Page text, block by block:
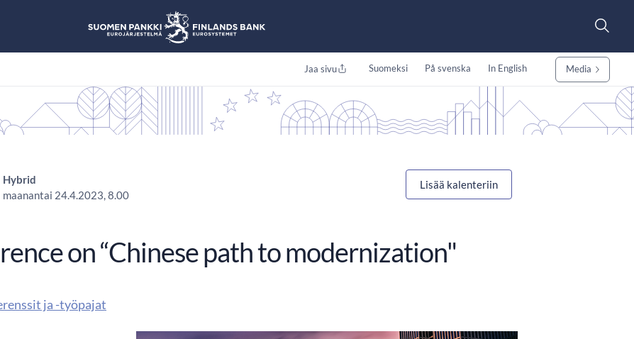
Jaa sivu Suomeksi På svenska In English Media
Hybrid
maanantai 24.4.2023, 8.00
Lisää kalenteriin
on “Chinese path to modernization"
ja -työpajat